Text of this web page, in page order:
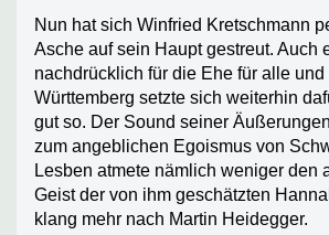
Nun hat sich Winfried Kretschmann
Asche auf sein Haupt gestreut. Auch
nachdrücklich für die Ehe für alle und
Württemberg setzte sich weiterhin
gut so. Der Sound seiner
zum angeblichen Egoismus von
Lesben atmete nämlich weniger den
Geist der von ihm geschätzten
klang mehr nach Martin Heidegger.